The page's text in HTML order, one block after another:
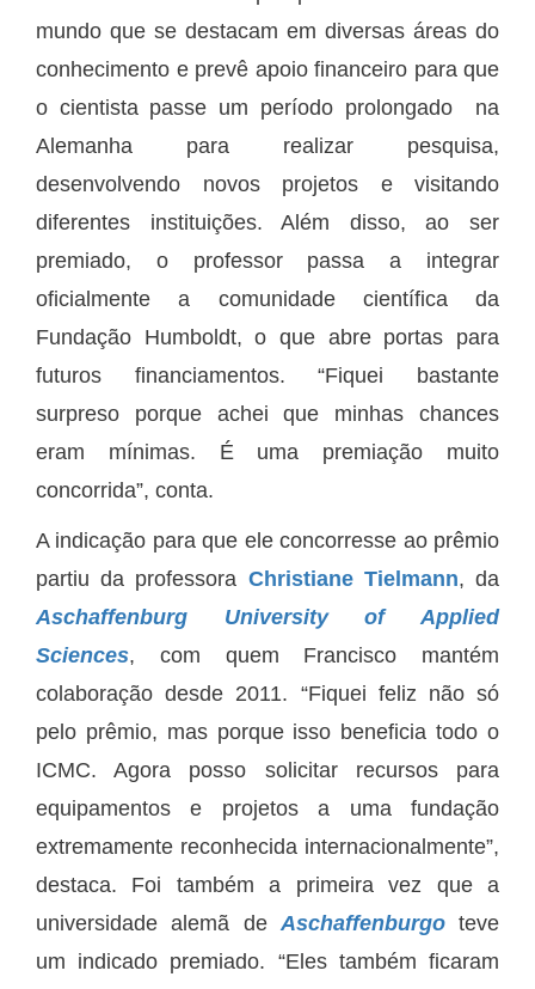
mundo que se destacam em diversas áreas do
conhecimento e prevê apoio financeiro para que
o cientista passe um período prolongado na
Alemanha para realizar pesquisa,
desenvolvendo novos projetos e visitando
diferentes instituições. Além disso, ao ser
premiado, o professor passa a integrar
oficialmente a comunidade científica da
Fundação Humboldt, o que abre portas para
futuros financiamentos. “Fiquei bastante
surpreso porque achei que minhas chances
eram mínimas. É uma premiação muito
concorrida”, conta.
A indicação para que ele concorresse ao prêmio
partiu da professora Christiane Tielmann, da
Aschaffenburg University of Applied
Sciences, com quem Francisco mantém
colaboração desde 2011. “Fiquei feliz não só
pelo prêmio, mas porque isso beneficia todo o
ICMC. Agora posso solicitar recursos para
equipamentos e projetos a uma fundação
extremamente reconhecida internacionalmente”,
destaca. Foi também a primeira vez que a
universidade alemã de Aschaffenburgoteve
um indicado premiado. “Eles também ficaram